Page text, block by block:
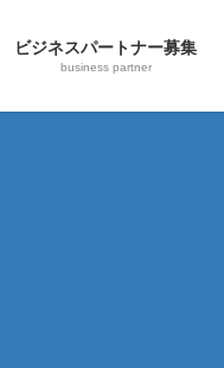
ビジネスパートナー募集
business partner